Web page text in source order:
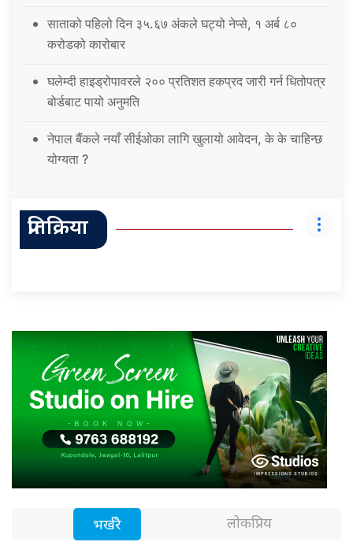
साताको पहिलो दिन ३५.६७ अंकले घट्यो नेप्से, १ अर्ब ८०
करोडको कारोबार
घलेम्दी हाइड्रोपावरले २०० प्रतिशत हकप्रद जारी गर्न धितोपत्र
बोर्डबाट पायो अनुमति
नेपाल बैंकले नयाँ सीईओका लागि खुलायो आवेदन, के के चाहिन्छ
योग्यता ?
प्रतिक्रिया
भर्खरै लोकप्रिय